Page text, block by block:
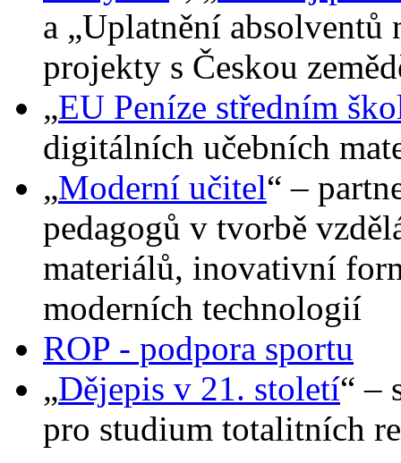
a „Uplatnění absolventů
projekty s Českou
„EU Peníze středním
digitálních učebních
„Moderní učitel“ –
pedagogů v tvorbě
materiálů, inovativní
moderních technologií
ROP - podpora sportu
„Dějepis v 21. století“ –
pro studium totalitních